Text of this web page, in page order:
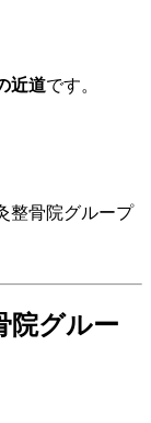
近道です。
整骨院グループ
院グルー